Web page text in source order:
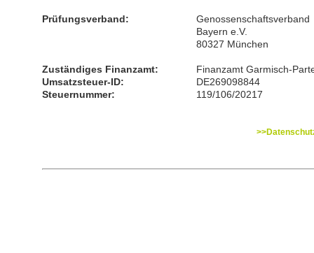
Prüfungsverband:
Genossenschaftsverband
Bayern e.V.
80327 München
Zuständiges Finanzamt:
Finanzamt Garmisch-
Umsatzsteuer-ID:
DE269098844
Steuernummer:
119/106/20217